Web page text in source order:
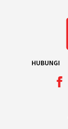
HUBUNGI